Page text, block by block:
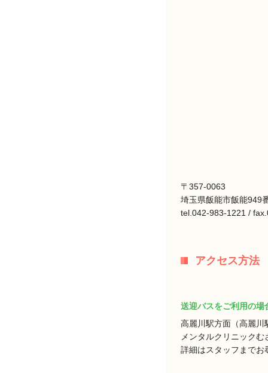
〒357-0063
埼玉県飯能市飯能949
tel.042-983-1221 /
アクセス方法
送迎バスをご利用の場
高麗川駅方面（高麗川
メンタルクリニック
詳細はスタッフまでお